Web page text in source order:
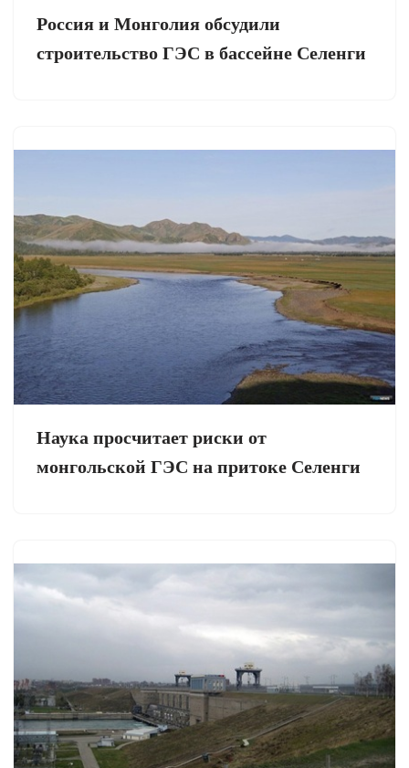
Россия и Монголия обсудили
строительство ГЭС в бассейне Селенги
Наука просчитает риски от
монгольской ГЭС на притоке Селенги